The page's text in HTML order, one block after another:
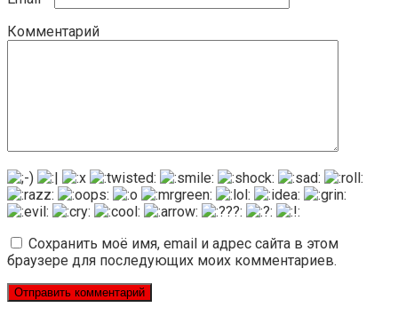
Комментарий
Сохранить моё имя, email и адрес сайта в этом
браузере для последующих моих комментариев.